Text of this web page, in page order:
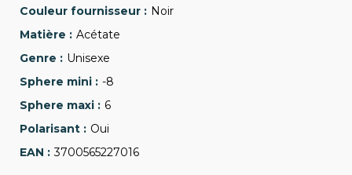
Noir
Acétate
Unisexe
-8
6
Oui
3700565227016